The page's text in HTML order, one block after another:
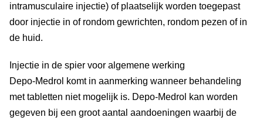
intramusculaire injectie) of plaatselijk worden toegepast
door injectie in of rondom gewrichten, rondom pezen of in
de huid.
Injectie in de spier voor algemene werking
Depo-Medrol komt in aanmerking wanneer behandeling
met tabletten niet mogelijk is. Depo-Medrol kan worden
gegeven bij een groot aantal aandoeningen waarbij de